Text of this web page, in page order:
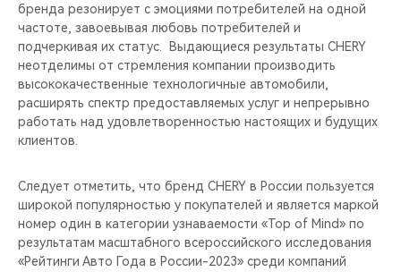
бренда резонирует с эмоциями потребителей на одной
частоте, завоевывая любовь потребителей и
подчеркивая их статус. Выдающиеся результаты CHERY
неотделимы от стремления компании производить
высококачественные технологичные автомобили,
расширять спектр предоставляемых услуг и непрерывно
работать над удовлетворенностью настоящих и будущих
клиентов.
Следует отметить, что бренд CHERY в России пользуется
широкой популярностью у покупателей и является маркой
номер один в категории узнаваемости «Top of Mind» по
результатам масштабного всероссийского исследования
«Рейтинги Авто Года в России-2023» среди компаний